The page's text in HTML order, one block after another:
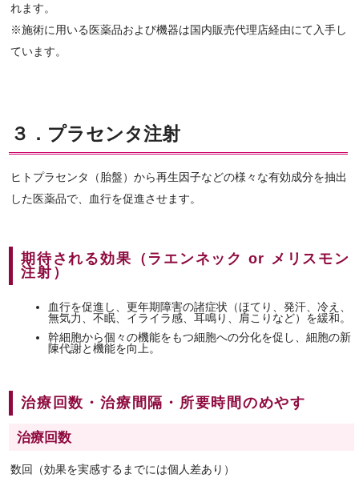
れます。
※施術に用いる医薬品および機器は国内販売代理店経由にて入手し
ています。
３．プラセンタ注射
ヒトプラセンタ（胎盤）から再生因子などの様々な有効成分を抽出
した医薬品で、血行を促進させます。
期待される効果（ラエンネック or メリスモン
注射）
血行を促進し、更年期障害の諸症状（ほてり、発汗、冷え、
無気力、不眠、イライラ感、耳鳴り、肩こりなど）を緩和。
幹細胞から個々の機能をもつ細胞への分化を促し、細胞の新
陳代謝と機能を向上。
治療回数・治療間隔・所要時間のめやす
治療回数
数回（効果を実感するまでには個人差あり）